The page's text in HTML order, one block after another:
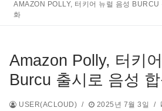
AMAZON POLLY, 터키어 뉴럴 음성 BURCU
화
Amazon Polly, 터키
Burcu 출시로 음성
USER(ACLOUD) / 2025년 7월 3일 /